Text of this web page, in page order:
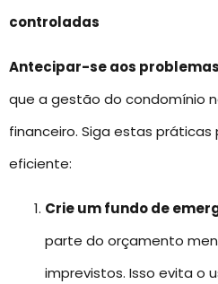
controladas
Antecipar-se aos
que a gestão do condomínio
financeiro. Siga estas
eficiente:
Crie um fundo de
parte do orçamento
imprevistos. Isso evita o